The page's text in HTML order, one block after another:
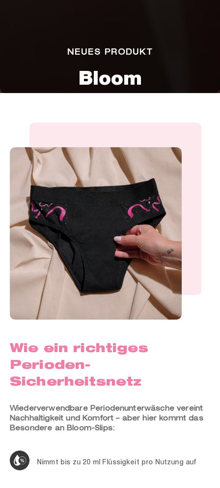
Bloom
NEUES PRODUKT
Wie ein richtiges
Perioden-
Sicherheitsnetz
Wiederverwendbare Periodenunterwäsche vereint
Nachhaltigkeit und Komfort – aber hier kommt das
Besondere an Bloom-Slips:
Nimmt bis zu 20 ml Flüssigkeit pro Nutzung auf